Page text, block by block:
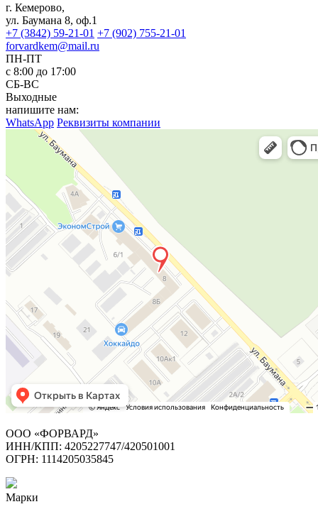
г. Кемерово,
ул. Баумана 8, оф.1
+7 (3842) 59-21-01 +7 (902) 755-21-01
forvardkem@mail.ru
ПН-ПТ
с 8:00 до 17:00
СБ-ВС
Выходные
напишите нам:
WhatsApp Реквизиты компании
ООО «ФОРВАРД»
ИНН/КПП: 4205227747/420501001
ОГРН: 1114205035845
Марки